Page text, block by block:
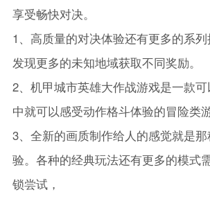
享受畅快对决。
1、高质量的对决体验还有更多的系
发现更多的未知地域获取不同奖励。
2、机甲城市英雄大作战游戏是一款
中就可以感受动作格斗体验的冒险类
3、全新的画质制作给人的感觉就是
验。各种的经典玩法还有更多的模式
锁尝试，